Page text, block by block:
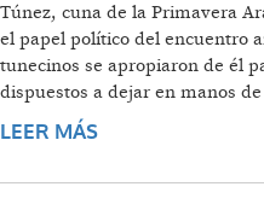
Túnez, cuna de la Primavera
el papel político del encuentro
tunecinos se apropiaron de él
dispuestos a dejar en manos
LEER MÁS